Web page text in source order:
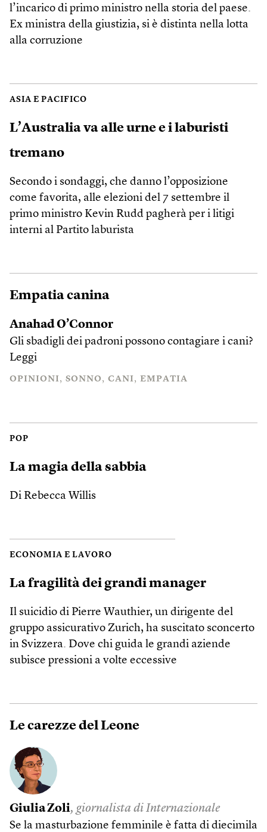
l’incarico di primo ministro nella storia del paese.
Ex ministra della giustizia, si è distinta nella lotta
alla corruzione
ASIA E PACIFICO
L’Australia va alle urne e i laburisti
tremano
Secondo i sondaggi, che danno l’opposizione
come favorita, alle elezioni del 7 settembre il
primo ministro Kevin Rudd pagherà per i litigi
interni al Partito laburista
Empatia canina
Anahad O’Connor
Gli sbadigli dei padroni possono contagiare i cani?
Leggi
OPINIONI SONNO CANI EMPATIA
POP
La magia della sabbia
Di Rebecca Willis
ECONOMIA E LAVORO
La fragilità dei grandi manager
Il suicidio di Pierre Wauthier, un dirigente del
gruppo assicurativo Zurich, ha suscitato sconcerto
in Svizzera. Dove chi guida le grandi aziende
subisce pressioni a volte eccessive
Le carezze del Leone
Giulia Zoli, giornalista di Internazionale
Se la masturbazione femminile è fatta di diecimila